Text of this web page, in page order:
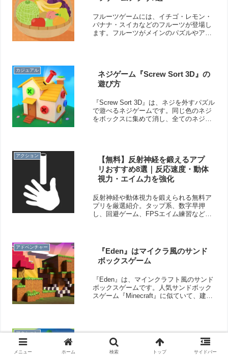
フルーツゲームには、イチゴ・レモン・
バナナ・スイカなどのフルーツが登場し
ます。フルーツがメインのパズルやアク
す。
カジュアル
ネジゲーム『Screw Sort 3D』の
遊び方
『Screw Sort 3D』は、ネジを外すパズル
で遊べるネジゲームです。同じ色のネジ
をボックスに集めて消し、全てのネジを
アクション
【無料】反射神経を鍛えるアプ
リおすすめ8選｜反応速度・動体
視力・エイム力を強化
反射神経や動体視力を鍛えられる無料ア
プリを厳選紹介。タップ系、数字早押
し、回避ゲーム、FPSエイム練習など、
アドベンチャー
『Eden』はマイクラ風のサンド
ボックスゲーム
『Eden』は、マインクラフト風のサンド
ボックスゲームです。人気サンドボック
スゲーム『Minecraft』に似ていて、建物
アクション
世界を散策！無料のおすすめ旅
ゲームアプリ6選
メニュー ホーム 検索 トップ サイドバー